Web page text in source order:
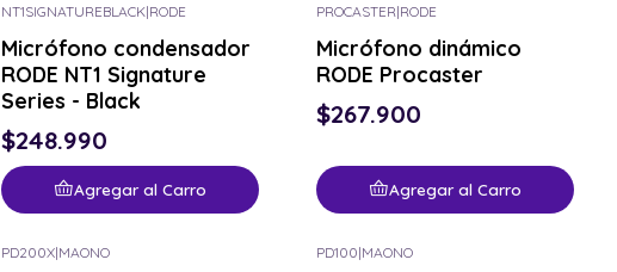
NT1SIGNATUREBLACK|RODE
Micrófono condensador
RODE NT1 Signature
Series - Black
$248.990
Agregar al Carro
PROCASTER|RODE
Micrófono dinámico
RODE Procaster
$267.900
Agregar al Carro
PD200X|MAONO PD100|MAONO